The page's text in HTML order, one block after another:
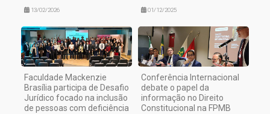
13/02/2026 01/12/2025
Faculdade Mackenzie
Brasília participa de Desafio
Jurídico focado na inclusão
de pessoas com deficiência
Conferência Internacional
debate o papel da
informação no Direito
Constitucional na FPMB